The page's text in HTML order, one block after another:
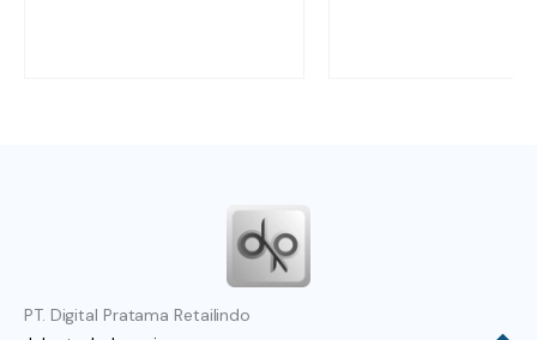
PT. Digital Pratama Retailindo